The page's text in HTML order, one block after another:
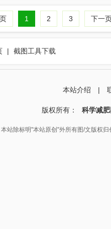
1 2 3 下一
| 截图工具下载
本站介绍 |
版权所有： 科学减
站除标明"本站原创"外所有图/文版权